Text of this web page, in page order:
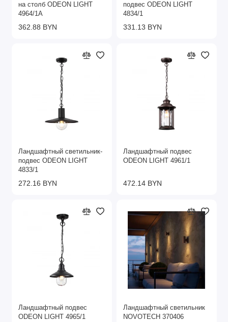
на столб ODEON LIGHT
4964/1A
362.88 BYN
подвес ODEON LIGHT
4834/1
331.13 BYN
Ландшафтный светильник-
подвес ODEON LIGHT
4833/1
272.16 BYN
Ландшафтный подвес
ODEON LIGHT 4961/1
472.14 BYN
Ландшафтный подвес
ODEON LIGHT 4965/1
Ландшафтный светильник
NOVOTECH 370406